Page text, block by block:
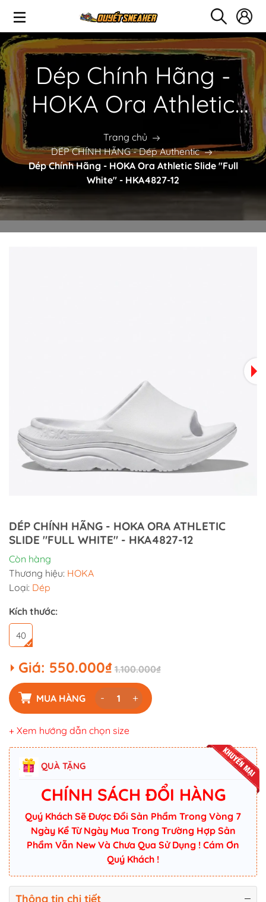
Dép Chính Hãng -
HOKA Ora Athletic
Slide "Full White" -
HKA4827-12
Trang chủ
DÉP CHÍNH HÃNG - Dép Authentic
Dép Chính Hãng - HOKA Ora Athletic Slide "Full
White" - HKA4827-12
DÉP CHÍNH HÃNG - HOKA ORA ATHLETIC
SLIDE "FULL WHITE" - HKA4827-12
Còn hàng
Thương hiệu: HOKA
Loại: Dép
Kích thước:
40
Giá: 550.000₫ 1.100.000₫
MUA HÀNG - +
+ Xem hướng dẫn chọn size
QUÀ TẶNG
CHÍNH SÁCH ĐỔI HÀNG
Quý Khách Sẽ Được Đổi Sản Phẩm Trong Vòng 7
Ngày Kể Từ Ngày Mua Trong Trường Hợp Sản
Phẩm Vẫn New Và Chưa Qua Sử Dụng ! Cám Ơn
Quý Khách !
Thông tin chi tiết